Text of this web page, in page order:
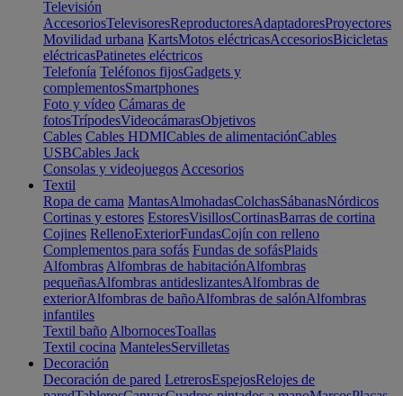
Televisión
AccesoriosTelevisoresReproductoresAdaptadoresProyectores
Movilidad urbana KartsMotos eléctricasAccesoriosBicicletas
eléctricasPatinetes eléctricos
Telefonía Teléfonos fijosGadgets y
complementosSmartphones
Foto y vídeo Cámaras de
fotosTrípodesVideocámarasObjetivos
Cables Cables HDMICables de alimentaciónCables
USBCables Jack
Consolas y videojuegos Accesorios
Textil
Ropa de cama MantasAlmohadasColchasSábanasNórdicos
Cortinas y estores EstoresVisillosCortinasBarras de cortina
Cojines RellenoExteriorFundasCojín con relleno
Complementos para sofás Fundas de sofásPlaids
Alfombras Alfombras de habitaciónAlfombras
pequeñasAlfombras antideslizantesAlfombras de
exteriorAlfombras de bañoAlfombras de salónAlfombras
infantiles
Textil baño AlbornocesToallas
Textil cocina MantelesServilletas
Decoración
Decoración de pared LetrerosEspejosRelojes de